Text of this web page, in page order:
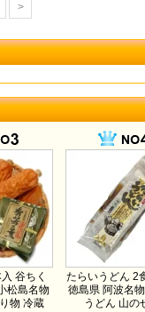
>
谷ちく
松島名物
物 冷蔵
たらいうどん 2
徳島県 阿波名
うどん 山